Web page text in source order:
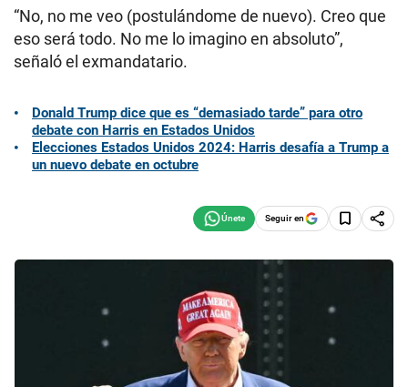
“No, no me veo (postulándome de nuevo). Creo que
eso será todo. No me lo imagino en absoluto”,
señaló el exmandatario.
Donald Trump dice que es “demasiado tarde” para otro
debate con Harris en Estados Unidos
Elecciones Estados Unidos 2024: Harris desafía a Trump a
un nuevo debate en octubre
Seguir en